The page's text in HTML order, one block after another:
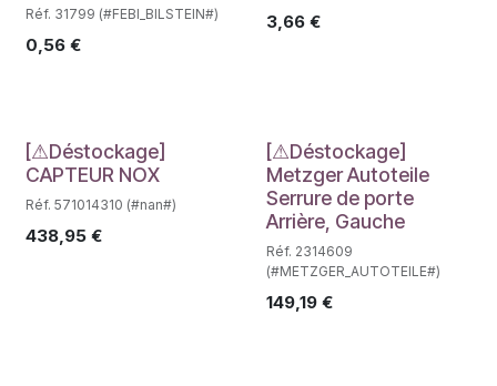
Réf. 31799 (#FEBI_BILSTEIN#)
0,56 €
3,66€
Déstockage
[⚠Déstockage]
CAPTEUR NOX
Réf. 571014310 (#nan#)
438,95 €
Déstockage
[⚠Déstockage]
Metzger Autoteile
Serrure de porte
Arrière, Gauche
Réf. 2314609
(#METZGER_AUTOTEILE#)
149,19€